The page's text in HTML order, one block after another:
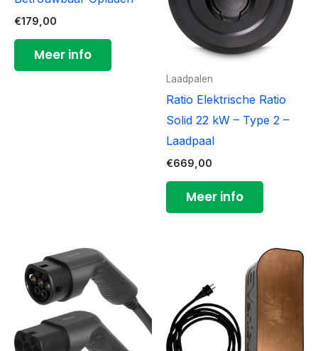
€179,00
Meer info
Laadpalen
Ratio Elektrische Ratio
Solid 22 kW – Type 2 –
Laadpaal
€669,00
Meer info